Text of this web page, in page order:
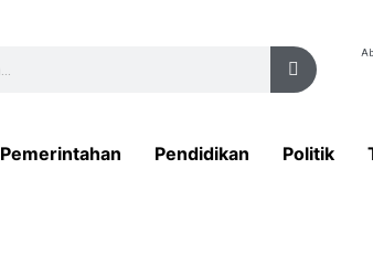
Pemerintahan Pendidikan Politik